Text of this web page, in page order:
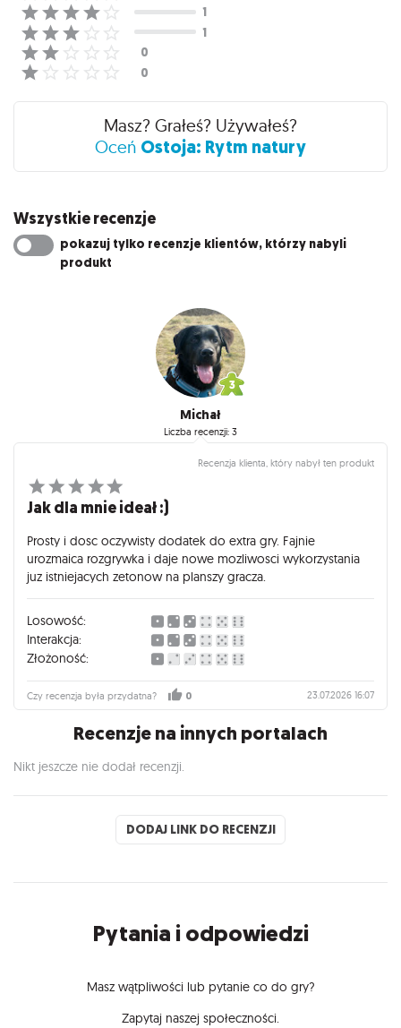
Masz? Grałeś? Używałeś?
Oceń Ostoja: Rytm natury
Wszystkie recenzje
pokazuj tylko recenzje klientów, którzy nabyli
produkt
Michał
Liczba recenzji: 3
Recenzja klienta, który nabył ten produkt
Jak dla mnie ideał :)
Prosty i dosc oczywisty dodatek do extra gry. Fajnie
urozmaica rozgrywka i daje nowe mozliwosci wykorzystania
juz istniejacych zetonow na planszy gracza.
Losowość:
Interakcja:
Złożoność:
Czy recenzja była przydatna? 0 23.07.2026 16:07
Recenzje na innych portalach
Nikt jeszcze nie dodał recenzji.
DODAJ LINK DO RECENZJI
Pytania i odpowiedzi
Masz wątpliwości lub pytanie co do gry?
Zapytaj naszej społeczności.